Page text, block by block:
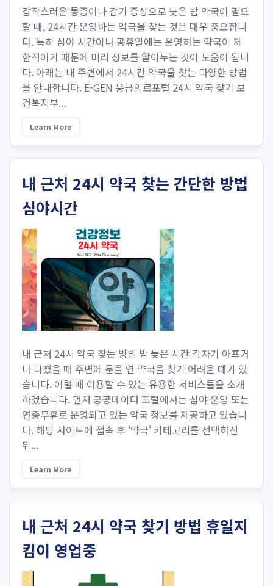
갑작스러운 통증이나 감기 증상으로 늦은 밤 약국이 필요
할 때, 24시간 운영하는 약국을 찾는 것은 매우 중요합니
다. 특히 심야 시간이나 공휴일에는 운영하는 약국이 제
한적이기 때문에 미리 정보를 알아두는 것이 도움이 됩니
다. 아래는 내 주변에서 24시간 약국을 찾는 다양한 방법
을 안내합니다. E-GEN 응급의료포털 24시 약국 찾기 보
건복지부...
Learn More
내 근처 24시 약국 찾는 간단한 방법
심야시간
내 근처 24시 약국 찾는 방법 밤 늦은 시간 갑자기 아프거
나 다쳤을 때 주변에 문을 연 약국을 찾기 어려울 때가 있
습니다. 이럴 때 이용할 수 있는 유용한 서비스들을 소개
하겠습니다. 먼저 공공데이터 포털에서는 심야 운영 또는
연중무휴로 운영되고 있는 약국 정보를 제공하고 있습니
다. 해당 사이트에 접속 후 ‘약국’ 카테고리를 선택하신
뒤...
Learn More
내 근처 24시 약국 찾기 방법 휴일지
킴이 영업중